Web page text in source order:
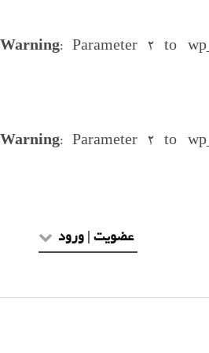
Warning: Parameter 2 to
Warning: Parameter 2 to
عضویت | ورود
عضویت طلاب